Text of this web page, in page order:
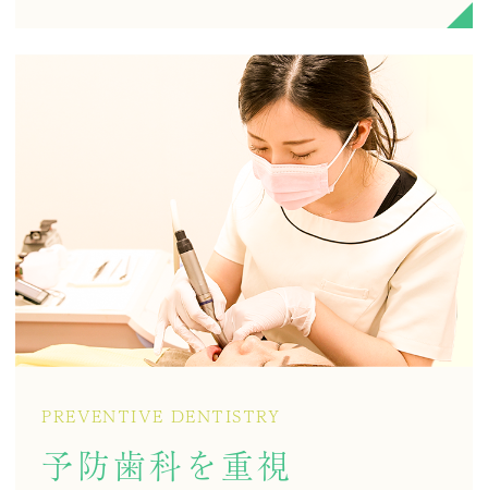
PREVENTIVE DENTISTRY
予防歯科を重視